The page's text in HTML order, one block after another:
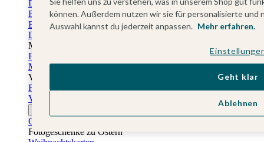
Dankeskarten Jugendweihe
Einschulungskarten
Einladungskarten Einschulung
Danksagung Einschulung
Muttertag
Fotogeschenke Muttertag
Muttertagskarten
Vatertag
Fotogeschenke Vatertag
Vatertagskarten
Osterkarten
Fotogeschenke zu Ostern
können. Außerdem nutzen wir sie für personalisierte
Auswahl kannst du jederzeit anpassen. Mehr erfahren.
Ablehnen
Geht klar